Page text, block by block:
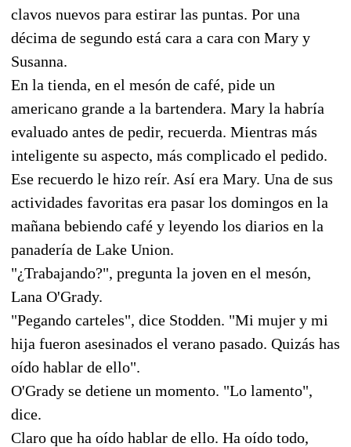
clavos nuevos para estirar las puntas. Por una
décima de segundo está cara a cara con Mary y
Susanna.
En la tienda, en el mesón de café, pide un
americano grande a la bartendera. Mary la habría
evaluado antes de pedir, recuerda. Mientras más
inteligente su aspecto, más complicado el pedido.
Ese recuerdo le hizo reír. Así era Mary. Una de sus
actividades favoritas era pasar los domingos en la
mañana bebiendo café y leyendo los diarios en la
panadería de Lake Union.
"¿Trabajando?", pregunta la joven en el mesón,
Lana O'Grady.
"Pegando carteles", dice Stodden. "Mi mujer y mi
hija fueron asesinados el verano pasado. Quizás has
oído hablar de ello".
O'Grady se detiene un momento. "Lo lamento",
dice.
Claro que ha oído hablar de ello. Ha oído todo,